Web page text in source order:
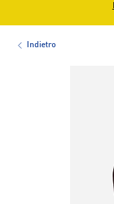
Indietro